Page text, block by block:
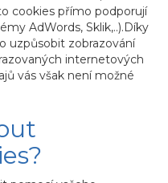
cookies přímo podporují
AdWords, Sklik,..).Díky
uzpůsobit zobrazování
internetových
vás však není možné